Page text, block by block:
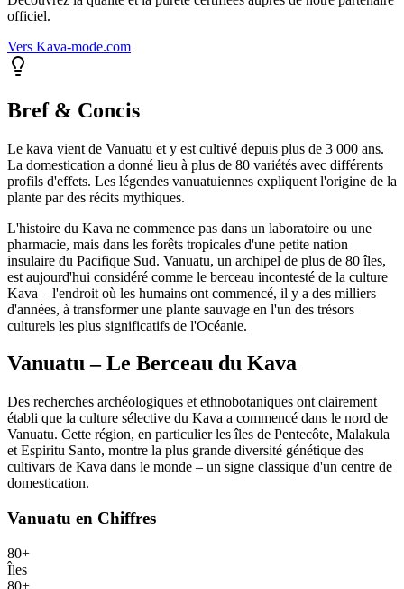
officiel.
Vers Kava-mode.com
Bref & Concis
Le kava vient de Vanuatu et y est cultivé depuis plus de 3 000 ans.
La domestication a donné lieu à plus de 80 variétés avec différents
profils d'effets. Les légendes vanuatuiennes expliquent l'origine de la
plante par des récits mythiques.
L'histoire du Kava ne commence pas dans un laboratoire ou une
pharmacie, mais dans les forêts tropicales d'une petite nation
insulaire du Pacifique Sud. Vanuatu, un archipel de plus de 80 îles,
est aujourd'hui considéré comme le berceau incontesté de la culture
Kava – l'endroit où les humains ont commencé, il y a des milliers
d'années, à transformer une plante sauvage en l'un des trésors
culturels les plus significatifs de l'Océanie.
Vanuatu – Le Berceau du Kava
Des recherches archéologiques et ethnobotaniques ont clairement
établi que la culture sélective du Kava a commencé dans le nord de
Vanuatu. Cette région, en particulier les îles de Pentecôte, Malakula
et Espiritu Santo, montre la plus grande diversité génétique des
cultivars de Kava dans le monde – un signe classique d'un centre de
domestication.
Vanuatu en Chiffres
80+
Îles
80+